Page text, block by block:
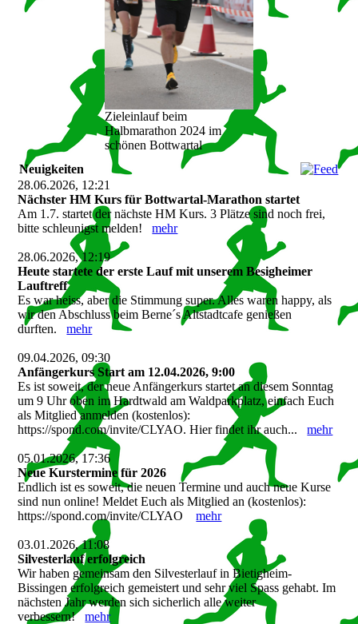
Zieleinlauf beim
Halbmarathon 2024 im
schönen Bottwartal
Neuigkeiten
28.06.2026, 12:21
Nächster HM Kurs für Bottwartal-Marathon startet
Am 1.7. startet der nächste HM Kurs. 3 Plätze sind noch frei,
bitte schleunigst melden!mehr
28.06.2026, 12:19
Heute startete der erste Lauf mit unserem Besigheimer
Lauftreff
Es war heiss, aber die Stimmung super. Alles waren happy, als
wir den Abschluss beim Berne´s Altstadtcafe genießen
durften.mehr
09.04.2026, 09:30
Anfängerkurs Start am 12.04.2026, 9:00
Es ist soweit, der neue Anfängerkurs startet an diesem Sonntag
um 9 Uhr oben im Hardtwald am Waldparkplatz, einfach Euch
als Mitglied anmelden (kostenlos):
https://spond.com/invite/CLYAO. Hier findet ihr auch...mehr
05.01.2026, 17:36
Neue Kurstermine für 2026
Endlich ist es soweit, die neuen Termine und auch neue Kurse
sind nun online! Meldet Euch als Mitglied an (kostenlos):
https://spond.com/invite/CLYAOmehr
03.01.2026, 11:08
Silvesterlauf erfolgreich
Wir haben gemeinsam den Silvesterlauf in Bietigheim-
Bissingen erfolgreich gemeistert und sehr viel Spass gehabt. Im
nächsten Jahr werden sich sicherlich alle weiter
verbessern!mehr